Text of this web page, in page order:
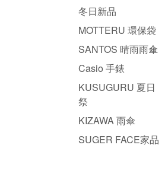
冬日新品
MOTTERU 環保袋
SANTOS 晴雨雨傘
Casio 手錶
KUSUGURU 夏日
祭
KIZAWA 雨傘
SUGER FACE家品